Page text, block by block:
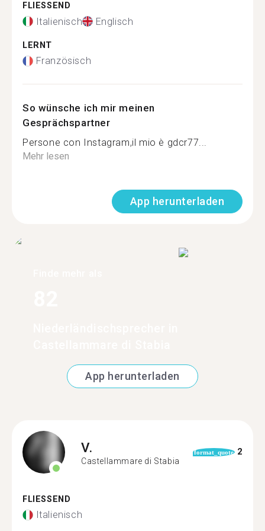
FLIESSEND
Italienisch Englisch
LERNT
Französisch
So wünsche ich mir meinen
Gesprächspartner
Persone con Instagram,il mio è gdcr77...
Mehr lesen
App herunterladen
App herunterladen
V.
Castellammare di Stabia
format_quote 2
FLIESSEND
Italienisch